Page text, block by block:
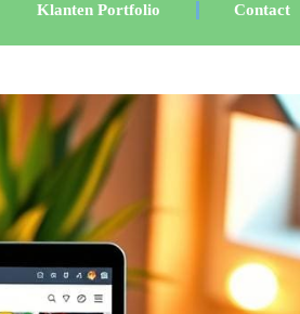
Klanten Portfolio Contact